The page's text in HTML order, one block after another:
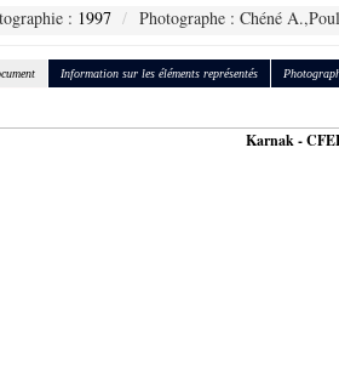
: 1997 Photographe : Chéné
Information sur les éléments représentés